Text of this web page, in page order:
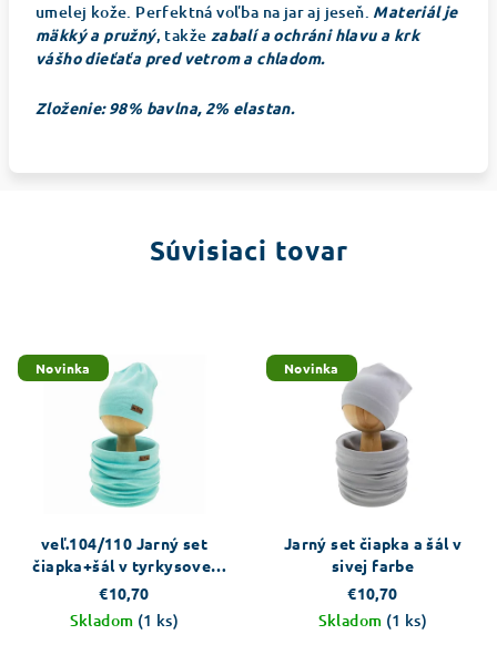
umelej kože. Perfektná voľba na jar aj jeseň. Materiál je
mäkký a pružný, takže zabalí a ochráni hlavu a krk
vášho dieťaťa pred vetrom a chladom.
Zloženie: 98% bavlna, 2% elastan.
Súvisiaci tovar
Novinka
veľ.104/110 Jarný set
čiapka+šál v tyrkysovej
farbe
€10,70
Skladom (1 ks)
Novinka
Jarný set čiapka a šál v
sivej farbe
€10,70
Skladom (1 ks)